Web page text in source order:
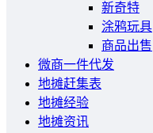
新奇特
涂鸦玩具
商品出售
微商一件代发
地摊赶集表
地摊经验
地摊资讯